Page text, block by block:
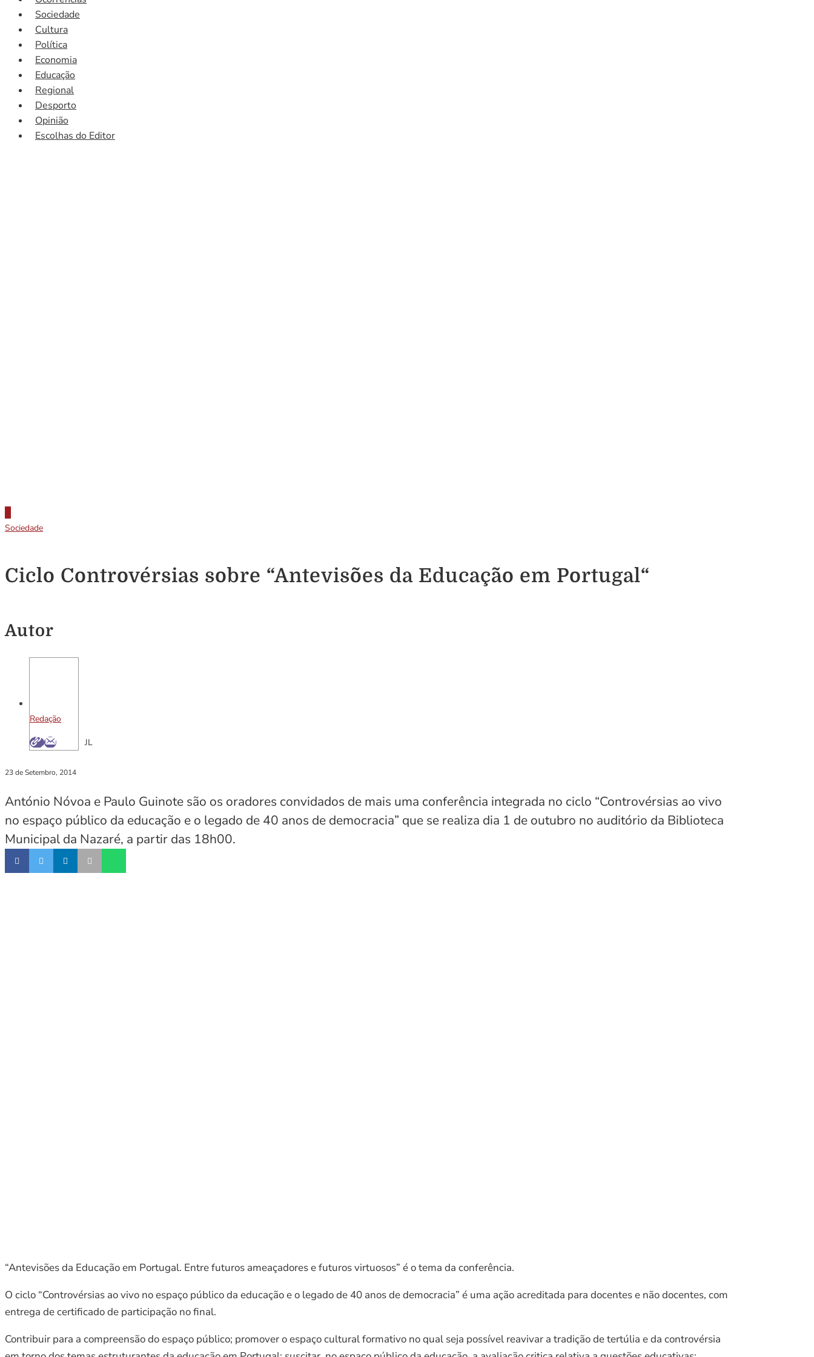
Sociedade
Cultura
Política
Economia
Educação
Regional
Desporto
Opinião
Escolhas do Editor
Sociedade
Ciclo Controvérsias sobre “Antevisões da Educação em Portugal“
Autor
Redação
JL
23 de Setembro, 2014
António Nóvoa e Paulo Guinote são os oradores convidados de mais uma conferência integrada no ciclo “Controvérsias ao vivo
no espaço público da educação e o legado de 40 anos de democracia” que se realiza dia 1 de outubro no auditório da Biblioteca
Municipal da Nazaré, a partir das 18h00.
“Antevisões da Educação em Portugal. Entre futuros ameaçadores e futuros virtuosos” é o tema da conferência.
O ciclo “Controvérsias ao vivo no espaço público da educação e o legado de 40 anos de democracia” é uma ação acreditada para docentes e não docentes, com
entrega de certificado de participação no final.
Contribuir para a compreensão do espaço público; promover o espaço cultural formativo no qual seja possível reavivar a tradição de tertúlia e da controvérsia